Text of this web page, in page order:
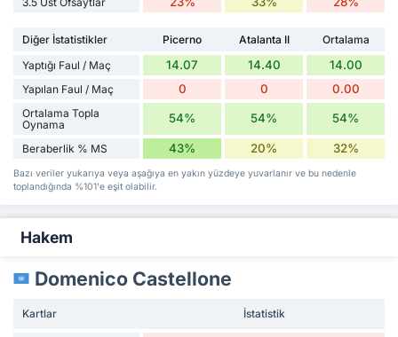
Diğer İstatistikler Picerno Atalanta II
Ortalama
Yaptığı Faul / Maç
14.07 14.40 14.00
Yapılan Faul / Maç 0 0 0.00
Ortalama Topla
Oynama
54% 54% 54%
Beraberlik % MS 43% 20% 32%
Bazı veriler yukarıya veya aşağıya en yakın yüzdeye yuvarlanır ve bu nedenle
toplandığında %101'e eşit olabilir.
Hakem
Domenico Castellone
Kartlar İstatistik